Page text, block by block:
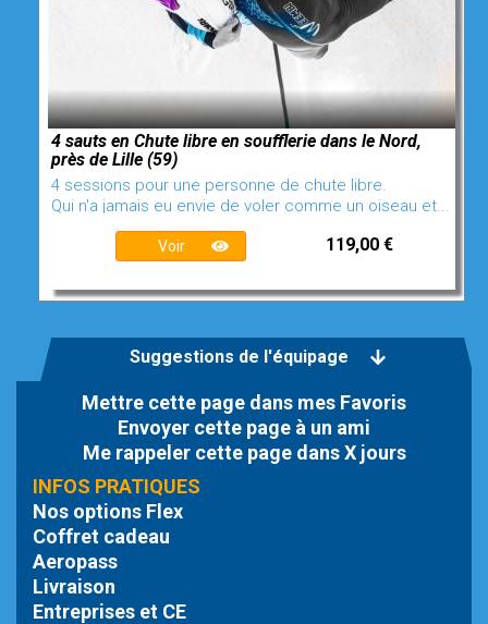
4 sauts en Chute libre en soufflerie dans le Nord,
près de Lille (59)
4 sessions pour une personne de chute libre.
Qui n'a jamais eu envie de voler comme un oiseau et...
Voir 119,00 €
Suggestions de l'équipage
Mettre cette page dans mes Favoris
Envoyer cette page à un ami
Me rappeler cette page dans X jours
INFOS PRATIQUES
Nos options Flex
Coffret cadeau
Aeropass
Livraison
Entreprises et CE